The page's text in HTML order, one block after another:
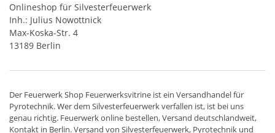
Onlineshop für Silvesterfeuerwerk
Inh.: Julius Nowottnick
Max-Koska-Str. 4
13189 Berlin
Der Feuerwerk Shop Feuerwerksvitrine ist ein Versandhandelfür
Pyrotechnik. Wer dem Silvesterfeuerwerk verfallen ist, ist bei uns
genau richtig. Feuerwerk online bestellen,Versand deutschlandweit,
Kontakt in Berlin. Versand von Silvesterfeuerwerk, Pyrotechnik und